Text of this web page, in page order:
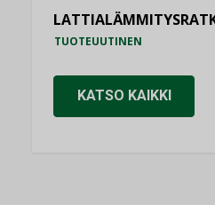
TUOTEUUTINEN
KATSO KAIKKI